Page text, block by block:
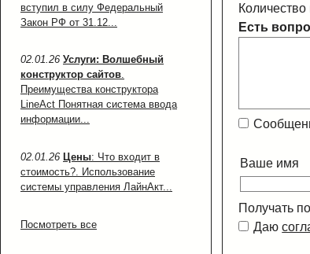
вступил в силу Федеральный
Закон РФ от 31.12...
02.01.26 Услуги: Волшебный
конструктор сайтов.
Преимущества конструктора
LineAct Понятная система ввода
информации...
02.01.26 Цены: Что входит в
стоимость?. Использование
системы управления ЛайнАкт...
Посмотреть все
Есть
Ваше имя
Получать
Даю